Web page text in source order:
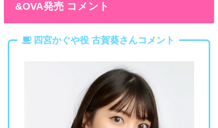
&OVA発売 コメント
四宮かぐや役 古賀葵さんコメント